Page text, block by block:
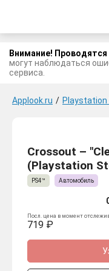
Внимание!
могут наблюдаться
сервиса.
Applook.ru / Playstation
Crossout –
(Playstation
PS4™ Автомобиль
Посл. цена в момент
719 ₽